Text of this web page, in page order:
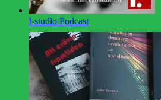
I-studio Podcast